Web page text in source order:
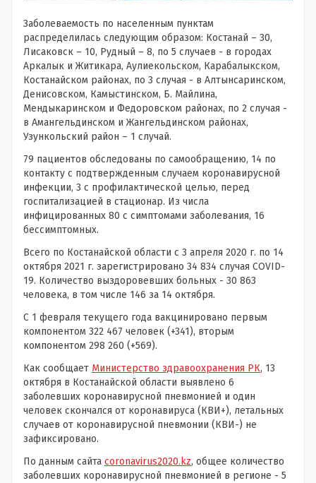
Заболеваемость по населенным пунктам
распределилась следующим образом: Костанай – 30,
Лисаковск – 10, Рудный – 8, по 5 случаев - в городах
Аркалык и Житикара, Аулиекольском, Карабалыкском,
Костанайском районах, по 3 случая - в Алтынсаринском,
Денисовском, Камыстинском, Б. Майлина,
Мендыкаринском и Федоровском районах, по 2 случая -
в Амангельдинском и Жангельдинском районах,
Узункольский район – 1 случай.
79 пациентов обследованы по самообращению, 14 по
контакту с подтвержденным случаем коронавирусной
инфекции, 3 с профилактической целью, перед
госпитализацией в стационар. Из числа
инфицированных 80 с симптомами заболевания, 16
бессимптомных.
Всего по Костанайской области с 3 апреля 2020 г. по 14
октября 2021 г. зарегистрировано 34 834 случая COVID-
19. Количество выздоровевших больных - 30 863
человека, в том числе 146 за 14 октября.
С 1 февраля текущего года вакцинировано первым
компонентом 322 467 человек (+341), вторым
компонентом 298 260 (+569).
Как сообщает Министерство здравоохранения РК, 13
октября в Костанайской области выявлено 6
заболевших коронавирусной пневмонией и один
человек скончался от коронавируса (КВИ+), летальных
случаев от коронавирусной пневмонии (КВИ-) не
зафиксировано.
По данным сайта coronavirus2020.kz, общее количество
заболевших коронавирусной пневмонией в регионе - 5